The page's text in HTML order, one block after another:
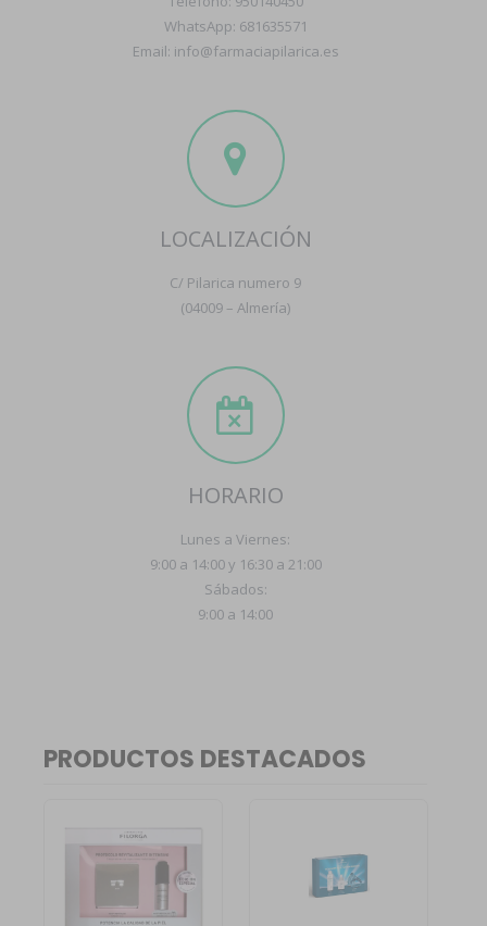
WhatsApp: 681635571
Email: info@farmaciapilarica.es
LOCALIZACIÓN
C/ Pilarica numero 9
(04009 – Almería)
HORARIO
Lunes a Viernes:
9:00 a 14:00 y 16:30 a 21:00
Sábados:
9:00 a 14:00